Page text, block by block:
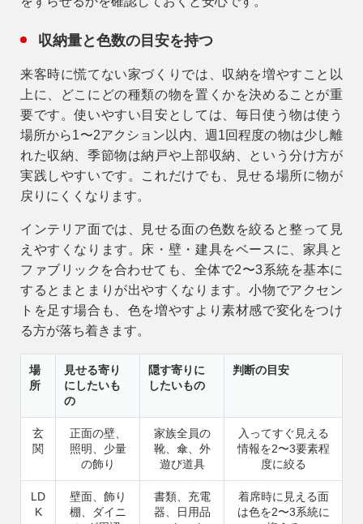
収納量と色数の目安を持つ
来客時に慌てない家づくりでは、収納を増やすこと以
上に、どこにどの種類の物を置くかを決めることが重
要です。使いやすい目安としては、毎日使う物は使う
場所から1〜2アクション以内、週1回程度の物は少し離
れた収納、季節物は納戸や上部収納、という分け方が
実践しやすいです。これだけでも、見せる場所に物が
戻りにくくなります。
インテリア面では、見せる面の色数を絞ると整って見
えやすくなります。床・壁・建具をベースに、家具と
ファブリックを合わせても、全体で2〜3系統を基本に
するとまとまりが出やすくなります。小物でアクセン
トを足す場合も、色を増やすより素材感で変化をつけ
る方が落ち着きます。
場
所
見せる寄り
にしたいも
の
隠す寄りに
したいもの
判断の目安
玄
関
正面の壁、
照明、少量
の飾り
家族全員の
靴、傘、外
遊び道具
入ってすぐ見える
情報を2〜3要素程
度に絞る
LD
K
壁面、飾り
棚、ダイニ
書類、充電
器、日用品
着席時に見える面
は色を2〜3系統に
営業時間 9時〜18時
（定休／水曜日）
注文住宅
0120-70-1212
リフォーム
0120-37-7611